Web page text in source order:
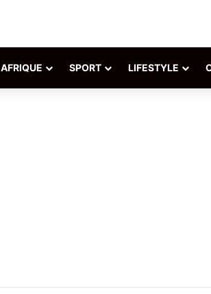
AFRIQUE SPORT LIFESTYLE